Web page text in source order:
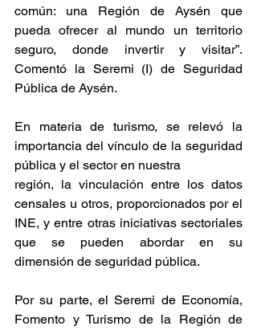
común: una Región de Aysén que
pueda ofrecer al mundo un territorio
seguro, donde invertir y visitar”.
Comentó la Seremi (I) de Seguridad
Pública de Aysén.
En materia de turismo, se relevó la
importancia del vínculo de la seguridad
pública y el sector en nuestra
región, la vinculación entre los datos
censales u otros, proporcionados por el
INE, y entre otras iniciativas sectoriales
que se pueden abordar en su
dimensión de seguridad pública.
Por su parte, el Seremi de Economía,
Fomento y Turismo de la Región de